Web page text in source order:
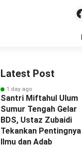
Latest Post
1 day ago
Santri Miftahul Ulum
Sumur Tengah Gelar
BDS, Ustaz Zubaidi
Tekankan Pentingnya
Ilmu dan Adab